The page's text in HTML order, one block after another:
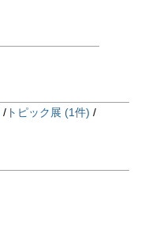
トピック展 (1件)